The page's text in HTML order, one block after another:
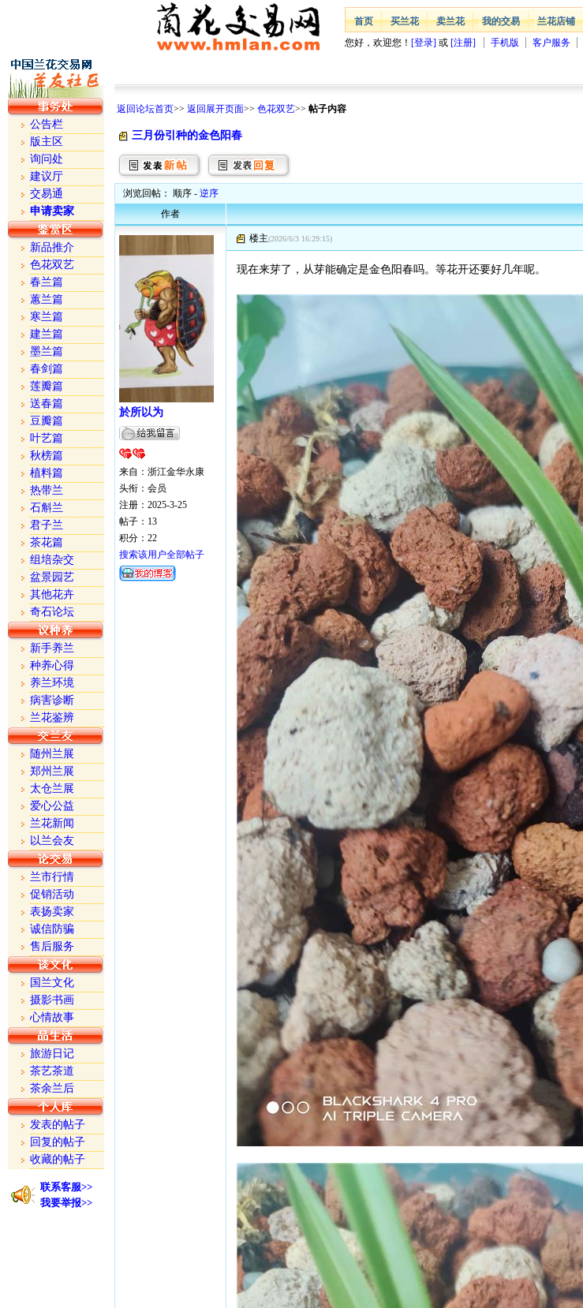
首页 买兰花 卖兰花 我的交易 兰花店铺
您好，欢迎您！ [登录] 或 [注册] 手机版 客户服务
返回论坛首页>> 返回展开页面>> 色花双艺>> 帖子内容
三月份引种的金色阳春
浏览回帖： 顺序 - 逆序
作者
於所以为
来自：浙江金华永康
头衔：会员
注册：2025-3-25
帖子：13
积分：22
搜索该用户全部帖子
楼主(2026/6/3 16:29:15)
现在来芽了，从芽能确定是金色阳春吗。等花开还要好几年呢。
公告栏
版主区
询问处
建议厅
交易通
申请卖家
新品推介
色花双艺
春兰篇
蕙兰篇
寒兰篇
建兰篇
墨兰篇
春剑篇
莲瓣篇
送春篇
豆瓣篇
叶艺篇
秋榜篇
植料篇
热带兰
石斛兰
君子兰
茶花篇
组培杂交
盆景园艺
其他花卉
奇石论坛
新手养兰
种养心得
养兰环境
病害诊断
兰花鉴辨
随州兰展
郑州兰展
太仓兰展
爱心公益
兰花新闻
以兰会友
兰市行情
促销活动
表扬卖家
诚信防骗
售后服务
国兰文化
摄影书画
心情故事
旅游日记
茶艺茶道
茶余兰后
发表的帖子
回复的帖子
收藏的帖子
联系客服>>
我要举报>>